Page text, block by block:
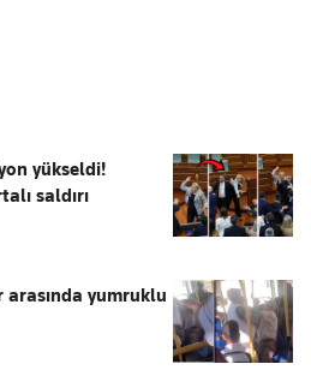
yükseldi!
saldırı
yumruklu